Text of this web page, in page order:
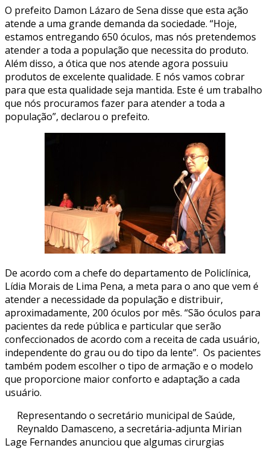
O prefeito Damon Lázaro de Sena disse que esta ação
atende a uma grande demanda da sociedade. “Hoje,
estamos entregando 650 óculos, mas nós pretendemos
atender a toda a população que necessita do produto.
Além disso, a ótica que nos atende agora possuiu
produtos de excelente qualidade. E nós vamos cobrar
para que esta qualidade seja mantida. Este é um trabalho
que nós procuramos fazer para atender a toda a
população”, declarou o prefeito.
De acordo com a chefe do departamento de Policlínica,
Lídia Morais de Lima Pena, a meta para o ano que vem é
atender a necessidade da população e distribuir,
aproximadamente, 200 óculos por mês. “São óculos para
pacientes da rede pública e particular que serão
confeccionados de acordo com a receita de cada usuário,
independente do grau ou do tipo da lente”. Os pacientes
também podem escolher o tipo de armação e o modelo
que proporcione maior conforto e adaptação a cada
usuário.
Representando o secretário municipal de Saúde,
Reynaldo Damasceno, a secretária-adjunta Mirian
Lage Fernandes anunciou que algumas cirurgias